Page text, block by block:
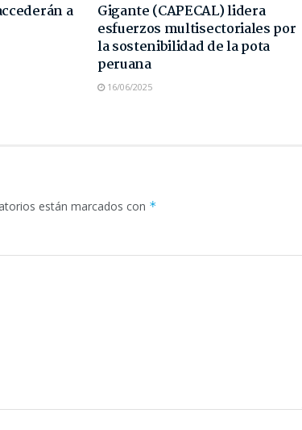
a
Gigante (CAPECAL) lidera
esfuerzos multisectoriales por
la sostenibilidad de la pota
peruana
16/06/2025
están marcados con *